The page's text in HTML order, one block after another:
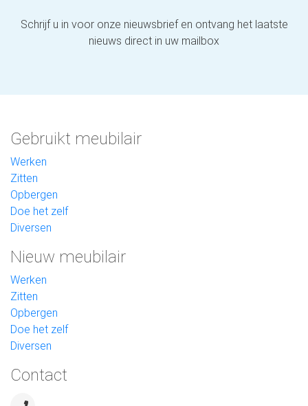
Schrijf u in voor onze nieuwsbrief en ontvang het laatste
nieuws direct in uw mailbox
Gebruikt meubilair
Werken
Zitten
Opbergen
Doe het zelf
Diversen
Nieuw meubilair
Werken
Zitten
Opbergen
Doe het zelf
Diversen
Contact